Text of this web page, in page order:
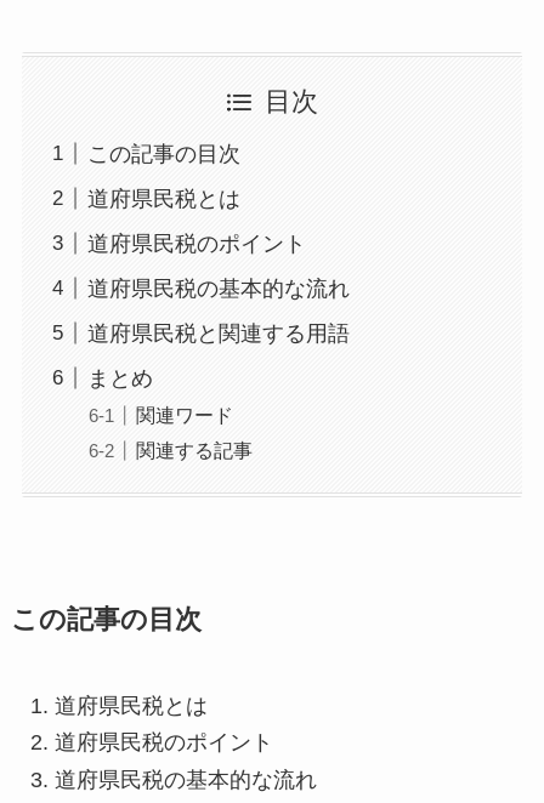
目次
この記事の目次
道府県民税とは
道府県民税のポイント
道府県民税の基本的な流れ
道府県民税と関連する用語
まとめ
関連ワード
関連する記事
この記事の目次
道府県民税とは
道府県民税のポイント
道府県民税の基本的な流れ